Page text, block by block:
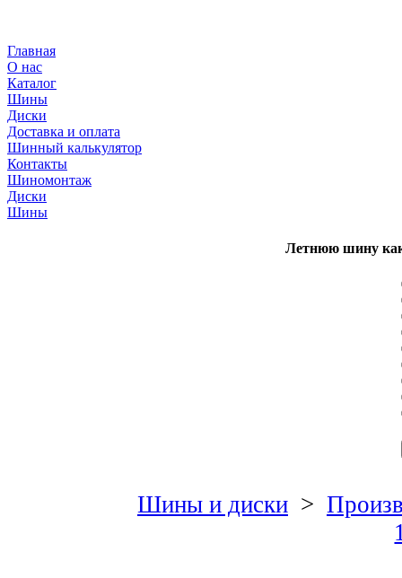
Главная
О нас
Каталог
Шины
Диски
Доставка и оплата
Шинный калькулятор
Контакты
Шиномонтаж
Диски
Шины
Летнюю шину
Шины и диски>